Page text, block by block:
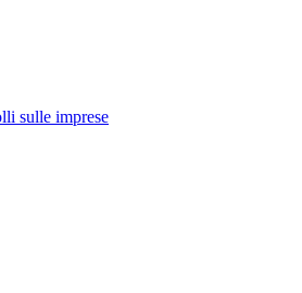
sulle imprese